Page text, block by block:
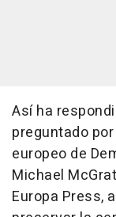
Así ha
preguntado
europeo de
Michael
Europa Press,